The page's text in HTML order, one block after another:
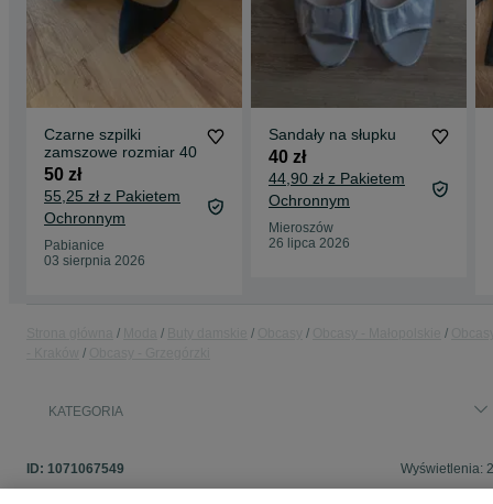
Czarne szpilki
zamszowe rozmiar 40
50 zł
55,25 zł z Pakietem
Ochronnym
Pabianice
03 sierpnia 2026
Sandały na słupku
40 zł
44,90 zł z Pakietem
Ochronnym
Mieroszów
26 lipca 2026
KATEGORIA
ID: 1071067549 Wyświetlenia: